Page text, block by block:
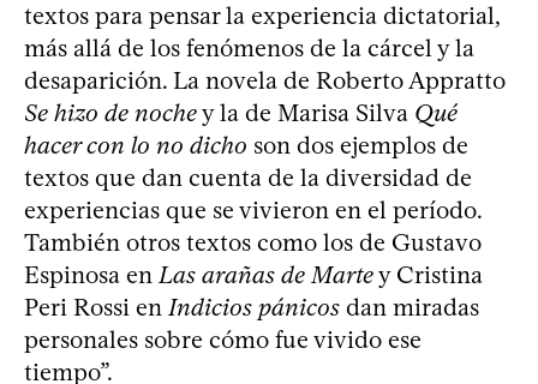
textos para pensar la experiencia dictatorial,
más allá de los fenómenos de la cárcel y la
desaparición. La novela de Roberto Appratto
Se hizo de nochey la de Marisa Silva Qué
hacer con lo no dicho son dos ejemplos de
textos que dan cuenta de la diversidad de
experiencias que se vivieron en el período.
También otros textos como los de Gustavo
Espinosa enLas arañas de Martey Cristina
Peri Rossi enIndicios pánicos dan miradas
personales sobre cómo fue vivido ese
tiempo”.